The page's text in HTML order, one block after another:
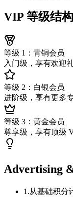
VIP 等级结构
等级 1：青铜会员
入门级，享有欢迎
等级 2：白银会员
进阶级，享有更多
等级 3：黄金会员
尊享级，享有顶级
Advertising
1 .从基础积分